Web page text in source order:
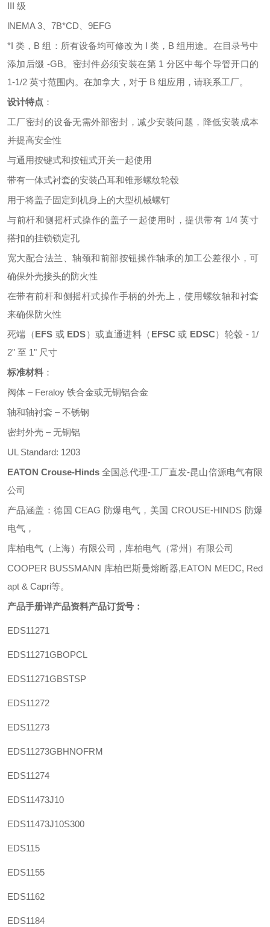
III 级
lNEMA 3、7B*CD、9EFG
*I 类，B 组：所有设备均可修改为 I 类，B 组用途。在目录号中
添加后缀 -GB。密封件必须安装在第 1 分区中每个导管开口的
1-1/2 英寸范围内。在加拿大，对于 B 组应用，请联系工厂。
设计特点 ：
工厂密封的设备无需外部密封，减少安装问题，降低安装成本
并提高安全性
与通用按键式和按钮式开关一起使用
带有一体式衬套的安装凸耳和锥形螺纹轮毂
用于将盖子固定到机身上的大型机械螺钉
与前杆和侧摇杆式操作的盖子一起使用时，提供带有 1/4 英寸
搭扣的挂锁锁定孔
宽大配合法兰、轴颈和前部按钮操作轴承的加工公差很小，可
确保外壳接头的防火性
在带有前杆和侧摇杆式操作手柄的外壳上，使用螺纹轴和衬套
来确保防火性
死端（EFS 或 EDS）或直通进料（ EFSC 或 EDSC）轮毂 - 1/
2" 至 1" 尺寸
标准材料 ：
阀体 – Feraloy 铁合金或无铜铝合金
轴和轴衬套 – 不锈钢
密封外壳 – 无铜铝
UL Standard: 1203
EATON Crouse-Hinds全国总代理-工厂直发-昆山倍源电气有限
公司
产品涵盖：德国 CEAG 防爆电气，美国 CROUSE-HINDS 防爆
电气，
库柏电气（上海）有限公司，库柏电气（常州）有限公司
COOPER BUSSMANN 库柏巴斯曼熔断器,EATON MEDC, Red
apt & Capri等。
产品手册详产品资料产品订货号：
EDS11271
EDS11271GBOPCL
EDS11271GBSTSP
EDS11272
EDS11273
EDS11273GBHNOFRM
EDS11274
EDS11473J10
EDS11473J10S300
EDS115
EDS1155
EDS1162
EDS1184